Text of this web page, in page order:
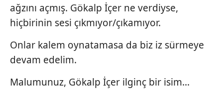
ağzını açmış. Gökalp İçer ne verdiyse,
hiçbirinin sesi çıkmıyor/çıkamıyor.
Onlar kalem oynatamasa da biz iz sürmeye
devam edelim.
Malumunuz, Gökalp İçer ilginç bir isim…